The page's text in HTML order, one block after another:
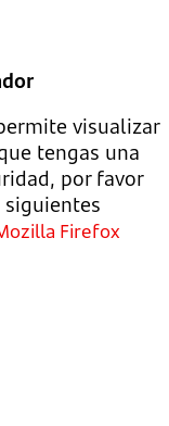
visualizar
tengas una
por favor
Firefox